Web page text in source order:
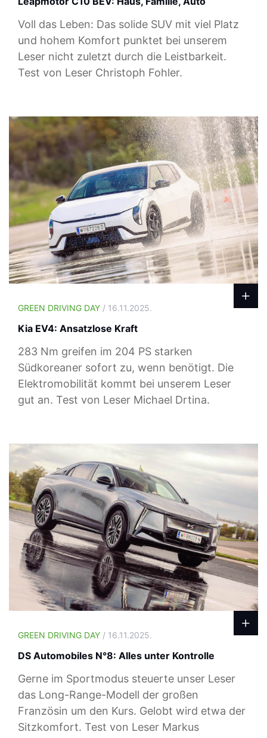
Voll das Leben: Das solide SUV mit viel Platz
und hohem Komfort punktet bei unserem
Leser nicht zuletzt durch die Leistbarkeit.
Test von Leser Christoph Fohler.
GREEN DRIVING DAY / 16.11.2025.
Kia EV4: Ansatzlose Kraft
283 Nm greifen im 204 PS starken
Südkoreaner sofort zu, wenn benötigt. Die
Elektromobilität kommt bei unserem Leser
gut an. Test von Leser Michael Drtina.
GREEN DRIVING DAY / 16.11.2025.
DS Automobiles N°8: Alles unter Kontrolle
Gerne im Sportmodus steuerte unser Leser
das Long-Range-Modell der großen
Französin um den Kurs. Gelobt wird etwa der
Sitzkomfort. Test von Leser Markus